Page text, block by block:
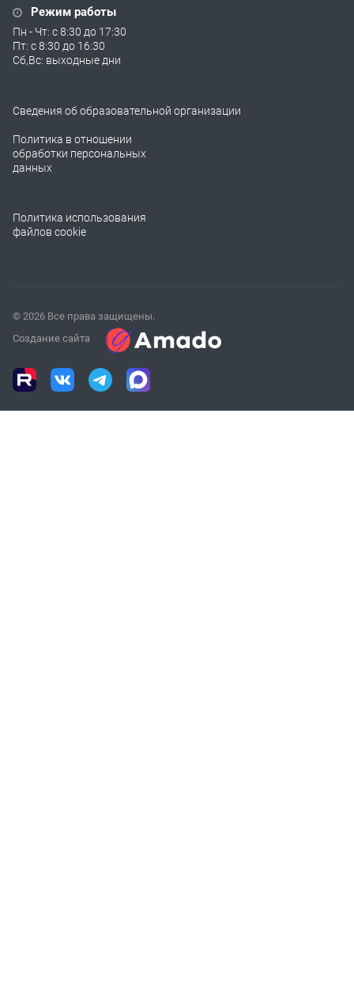
Режим работы
Пн - Чт: с 8:30 до 17:30
Пт: с 8:30 до 16:30
Сб,Вс: выходные дни
Сведения об образовательной организации
Политика в отношении
обработки персональных
данных
Политика использования
файлов cookie
© 2026 Все права защищены.
Создание сайта